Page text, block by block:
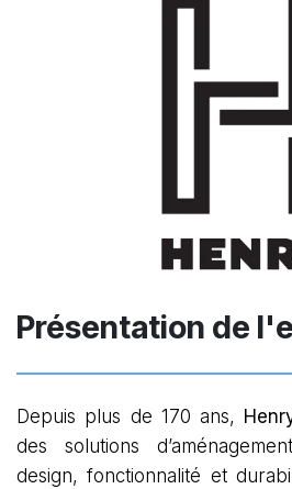
Présentation de
Depuis plus de 170 ans,
des solutions
design, fonctionnalité et